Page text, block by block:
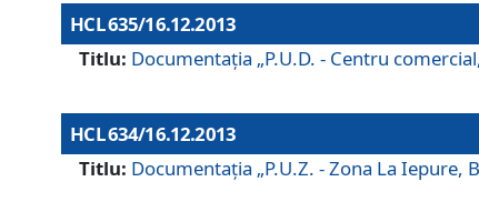
HCL 635/16.12.2013
Titlu: Documentaţia „P.U.D. - Centru
HCL 634/16.12.2013
Titlu: Documentaţia „P.U.Z. - Zona La